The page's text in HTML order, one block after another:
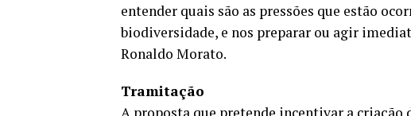
entender quais são as pressões que estão
biodiversidade, e nos preparar ou agir
Ronaldo Morato.
Tramitação
A proposta que pretende incentivar a